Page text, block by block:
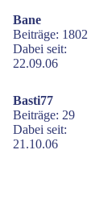
Bane
Beiträge: 1802
Dabei seit:
22.09.06
Basti77
Beiträge: 29
Dabei seit:
21.10.06